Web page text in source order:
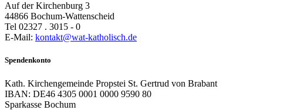
Auf der Kirchenburg 3
44866 Bochum-Wattenscheid
Tel 02327 . 3015 - 0
E-Mail: kontakt@wat-katholisch.de
Spendenkonto
Kath. Kirchengemeinde Propstei St. Gertrud von Brabant
IBAN: DE46 4305 0001 0000 9590 80
Sparkasse Bochum